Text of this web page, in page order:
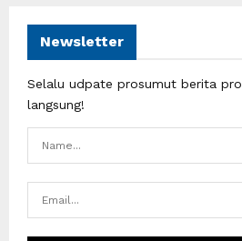
Newsletter
Selalu udpate prosumut berita
langsung!